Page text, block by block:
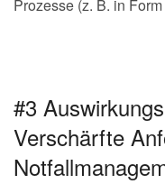
Prozesse (z. B. in
#3
Verschärfte